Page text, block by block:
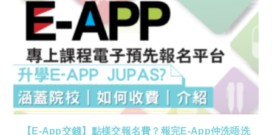
【E-App交錢】點樣交報名費？報完E-App仲洗唔洗